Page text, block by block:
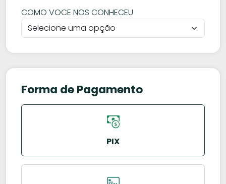
COMO VOCE NOS CONHECEU
Forma de Pagamento
PIX